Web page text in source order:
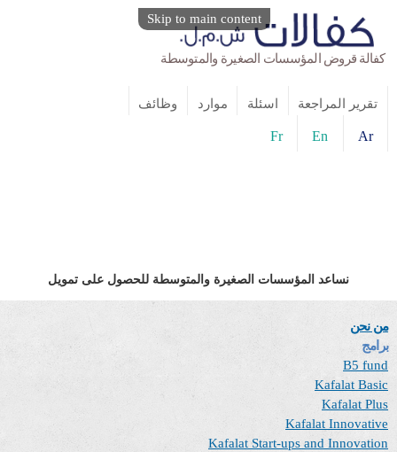
Skip to main content
كفالة قروض المؤسسات الصغيرة والمتوسطة
تقرير المراجعة اسئلة موارد وظائف
Ar
En
Fr
نساعد المؤسسات الصغيرة والمتوسطة للحصول على تمويل
من نحن
برامج
B5 fund
Kafalat Basic
Kafalat Plus
Kafalat Innovative
Kafalat Start-ups and Innovation